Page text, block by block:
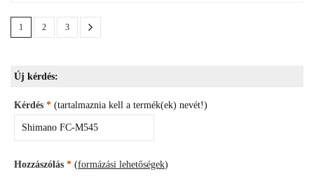
1 2 3
Új kérdés:
Kérdés * (tartalmaznia kell a termék(ek) nevét!)
Hozzászólás * (formázási lehetőségek)